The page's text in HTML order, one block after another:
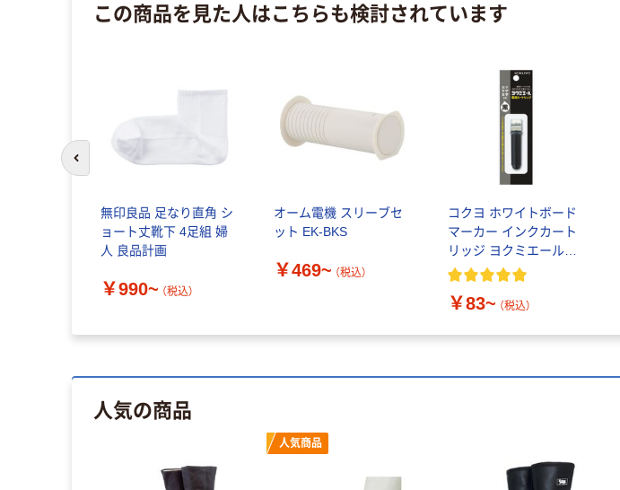
この商品を見た人はこちらも検討されています
無印良品 足なり直角 シ
ョート丈靴下 4足組 婦
人 良品計画
￥990~ （税込）
オーム電機 スリーブセ
ット EK-BKS
￥469~ （税込）
コクヨ ホワイトボード
マーカー インクカート
リッジ ヨクミエール専
用
￥83~ （税込）
前のスライドへ
人気の商品
人気商品